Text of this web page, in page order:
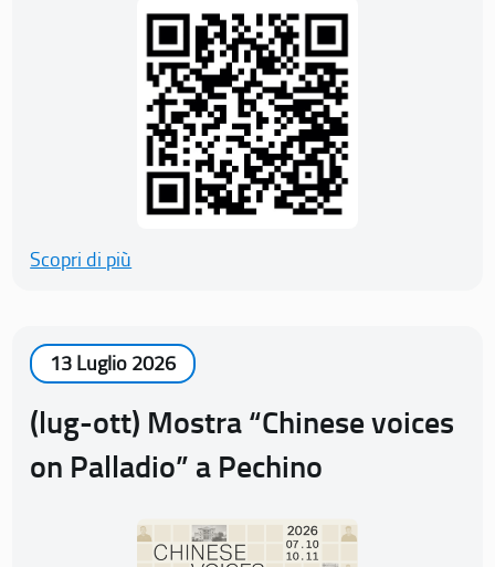
Scopri di più
13 Luglio 2026
(lug-ott) Mostra “Chinese voices
on Palladio” a Pechino